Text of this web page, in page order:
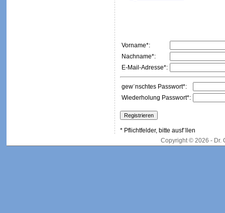
Vorname*:
Nachname*:
E-Mail-Adresse*:
gew¨nschtes Passwort*:
Wiederholung Passwort*:
* Pflichtfelder, bitte ausf¨llen
Copyright © 2026 - Dr.